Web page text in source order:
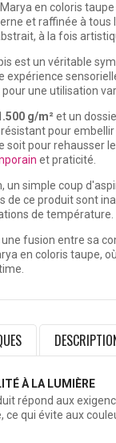
en coloris
et raffinée à tous
à la fois
est un véritable
expérience
une utilisation
g/m²et un
pour
soit pour rehausser
et praticité.
un simple coup
de ce produit sont
de
fusion entre sa
en coloris taupe,
À LA LUMIÈRE
répond aux
ce qui évite aux